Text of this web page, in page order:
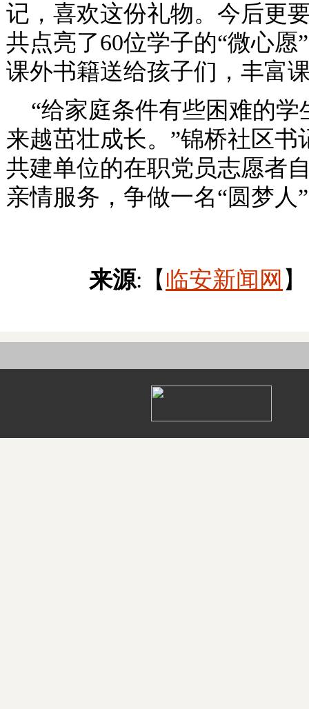
记，喜欢这份礼物。今后更
共点亮了60位学子的“微心
课外书籍送给孩子们，丰富
“给家庭条件有些困难的学
来越茁壮成长。”锦桥社区
共建单位的在职党员志愿者
亲情服务，争做一名“圆梦人
来源:【 临安新闻网